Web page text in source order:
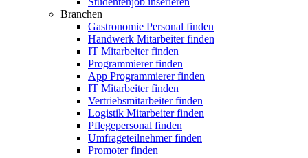
Branchen
Gastronomie Personal finden
Handwerk Mitarbeiter finden
IT Mitarbeiter finden
Programmierer finden
App Programmierer finden
IT Mitarbeiter finden
Vertriebsmitarbeiter finden
Logistik Mitarbeiter finden
Pflegepersonal finden
Umfrageteilnehmer finden
Promoter finden